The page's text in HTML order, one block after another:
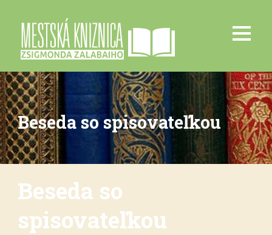
Beseda so spisovateľkou
Beseda so
spisovateľkou